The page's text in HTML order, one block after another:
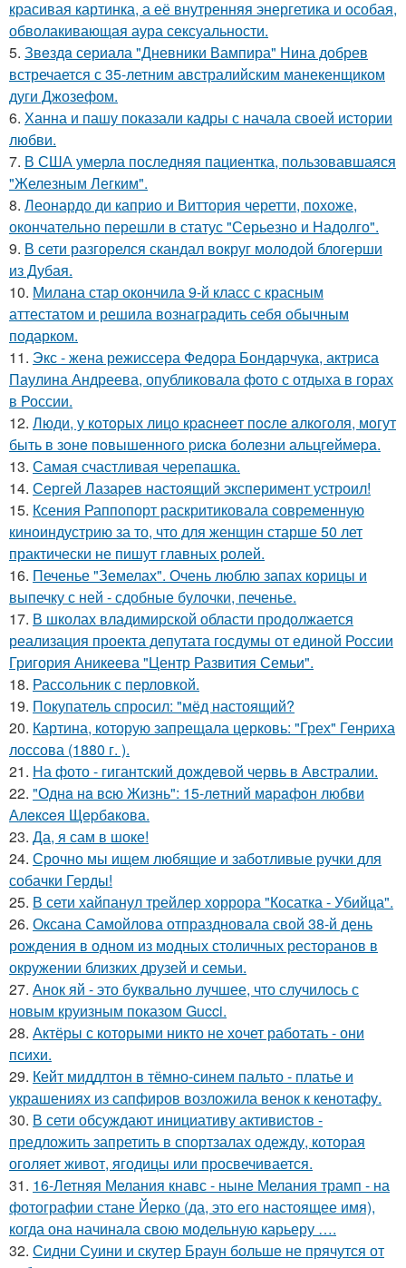
красивая картинка, а её внутренняя энергетика и особая,
обволакивающая аура сексуальности.
5. Звeздa сериала "Дневники Вампира" Нина добрев
встречается с 35-летним австралийским манекенщиком
дуги Джозефом.
6. Ханна и пашу показали кадры с начала своей истории
любви.
7. В США умерла последняя пациентка, пользовавшаяся
"Железным Легким".
8. Леонардо ди каприо и Виттория черетти, похоже,
окончательно перешли в статус "Серьезно и Надолго".
9. В сети разгорелся скандал вокруг молодой блогерши
из Дубая.
10. Милана стар окончила 9-й класс с красным
аттестатом и решила вознаградить себя обычным
подарком.
11. Экс - жена режиссера Федора Бондарчука, актриса
Паулина Андреева, опубликовала фото с отдыха в горах
в России.
12. Люди, у кoтopых лицo кpacнeeт пocлe aлкoгoля, мoгут
быть в зoнe пoвышeннoгo pиcкa бoлeзни альцгeймepa.
13. Самая счастливая черепашка.
14. Сергей Лазарев настоящий эксперимент устроил!
15. Ксения Раппопорт раскритиковала современную
киноиндустрию за то, что для женщин старше 50 лет
практически не пишут главных ролей.
16. Печенье "Земелах". Очень люблю запах корицы и
выпечку с ней - сдобные булочки, печенье.
17. В школах владимирской области продолжается
реализация проекта депутата госдумы от единой России
Григория Аникеева "Центр Развития Семьи".
18. Рассольник с перловкой.
19. Покупатель спросил: "мёд настоящий?
20. Картина, которую запрещала церковь: "Грех" Генриха
лоссова (1880 г. ).
21. На фото - гигантский дождевой червь в Австралии.
22. "Однa нa вcю Жизнь": 15-лeтний мapaфoн любви
Алeкceя Щepбaкoвa.
23. Да, я сам в шоке!
24. Срочно мы ищем любящие и заботливые ручки для
собачки Герды!
25. В сети хайпанул трейлер хоррора "Косатка - Убийца".
26. Оксана Самойлова отпраздновала свой 38-й день
рождения в одном из модных столичных ресторанов в
окружении близких друзей и семьи.
27. Анок яй - это буквально лучшее, что случилось с
новым круизным показом Gucci.
28. Актёры с которыми никто не хочет работать - они
психи.
29. Кейт миддлтон в тёмно-синем пальто - платье и
украшениях из сапфиров возложила венок к кенотафу.
30. В сети обсуждают инициативу активистов -
предложить запретить в спортзалах одежду, которая
оголяет живот, ягодицы или просвечивается.
31. 16-Летняя Мелания кнавс - ныне Мелания трамп - на
фотографии стане Йерко (да, это его настоящее имя),
когда она начинала свою модельную карьеру ….
32. Сидни Суини и скутер Браун больше не прячутся от